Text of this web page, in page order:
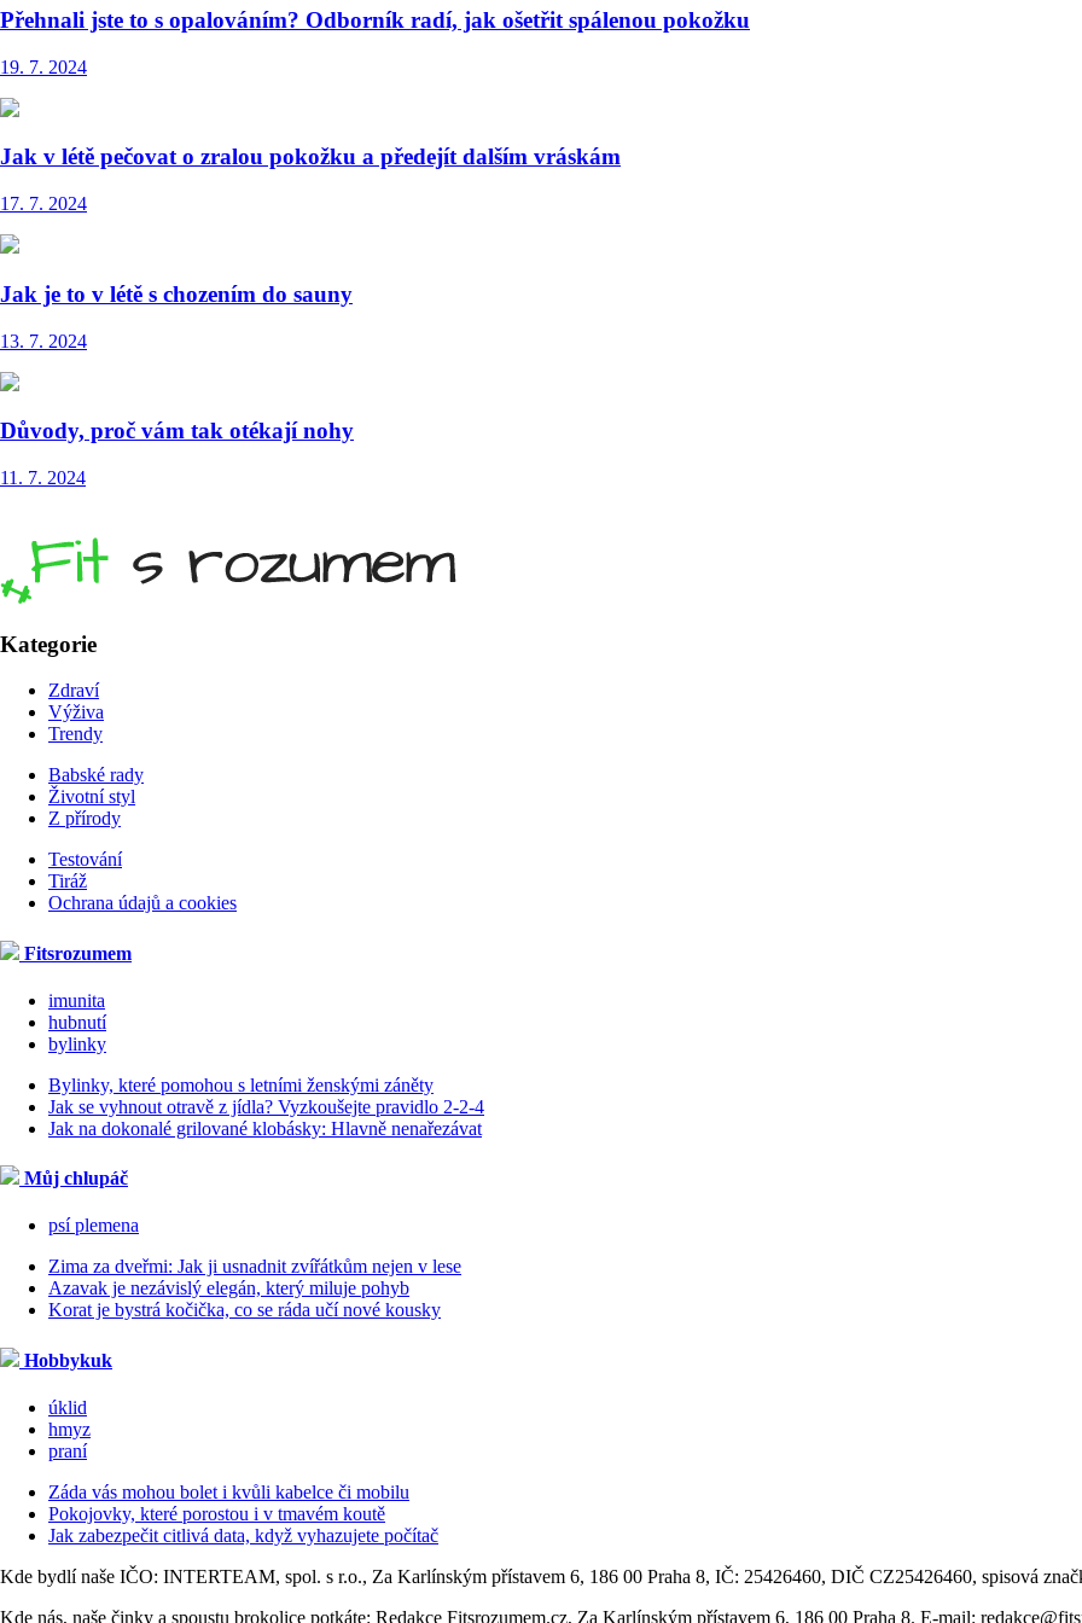
Přehnali jste to s opalováním? Odborník radí, jak ošetřit spálenou pokožku
19. 7. 2024
Jak v létě pečovat o zralou pokožku a předejít dalším vráskám
17. 7. 2024
Jak je to v létě s chozením do sauny
13. 7. 2024
Důvody, proč vám tak otékají nohy
11. 7. 2024
Kategorie
Zdraví
Výživa
Trendy
Babské rady
Životní styl
Z přírody
Testování
Tiráž
Ochrana údajů a cookies
Fitsrozumem
imunita
hubnutí
bylinky
Bylinky, které pomohou s letními ženskými záněty
Jak se vyhnout otravě z jídla? Vyzkoušejte pravidlo 2-2-4
Jak na dokonalé grilované klobásky: Hlavně nenařezávat
Můj chlupáč
psí plemena
Zima za dveřmi: Jak ji usnadnit zvířátkům nejen v lese
Azavak je nezávislý elegán, který miluje pohyb
Korat je bystrá kočička, co se ráda učí nové kousky
Hobbykuk
úklid
hmyz
praní
Záda vás mohou bolet i kvůli kabelce či mobilu
Pokojovky, které porostou i v tmavém koutě
Jak zabezpečit citlivá data, když vyhazujete počítač
Kde bydlí naše IČO: INTERTEAM, spol. s r.o., Za Karlínským přístavem 6, 186 00 Praha 8, IČ: 25426460, DIČ CZ25426460, spisová
Kde nás, naše činky a spoustu brokolice potkáte: Redakce Fitsrozumem.cz, Za Karlínským přístavem 6, 186 00 Praha 8. E-mail: